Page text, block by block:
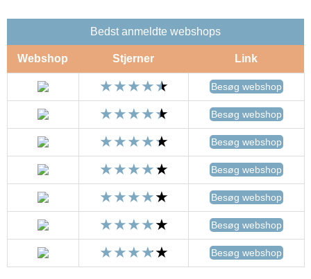
Bedst anmeldte webshops
Webshop Stjerner Link
Besøg webshop
Besøg webshop
Besøg webshop
Besøg webshop
Besøg webshop
Besøg webshop
Besøg webshop